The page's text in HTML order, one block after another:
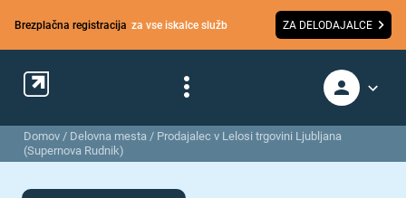
Brezplačna registracija za vse iskalce služb ZA DELODAJALCE
Domov / Delovna mesta / Prodajalec v Lelosi trgovini Ljubljana
(Supernova Rudnik)